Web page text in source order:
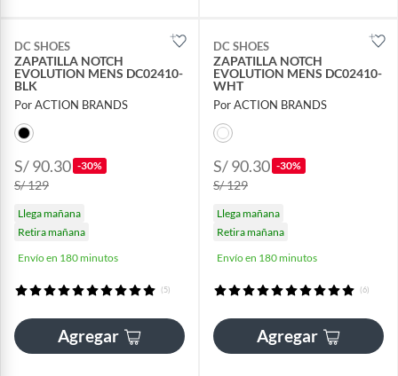
DC SHOES
ZAPATILLA NOTCH
EVOLUTION MENS DC02410-
BLK
Por ACTION BRANDS
S/ 90.30 -30%
S/ 129
Llega mañana
Retira mañana
Envío en 180 minutos
(5)
Agregar
DC SHOES
ZAPATILLA NOTCH
EVOLUTION MENS DC02410-
WHT
Por ACTION BRANDS
S/ 90.30 -30%
S/ 129
Llega mañana
Retira mañana
Envío en 180 minutos
(6)
Agregar